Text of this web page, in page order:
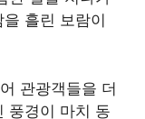
흘린 보람이
관광객들을 더
풍경이 마치 동